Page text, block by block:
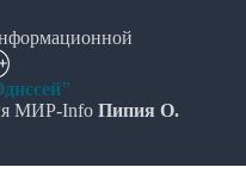
МИР-Info Пипия О.